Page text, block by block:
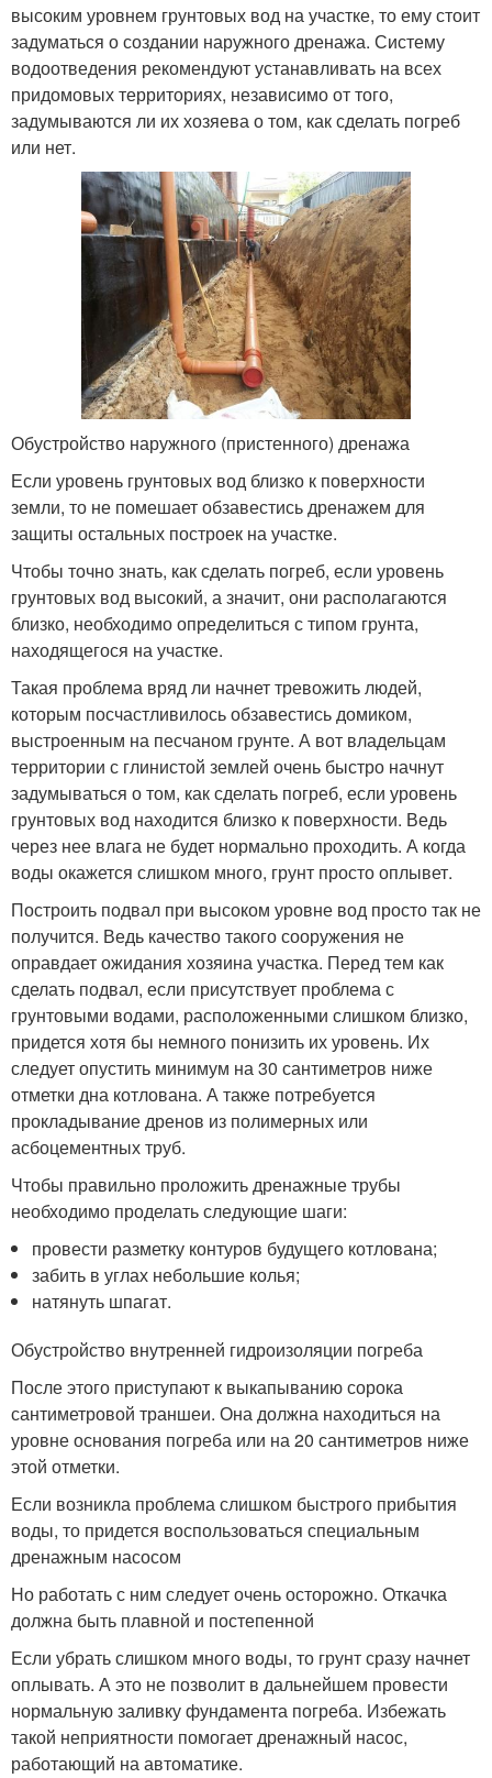
высоким уровнем грунтовых вод на участке, то ему стоит
задуматься о создании наружного дренажа. Систему
водоотведения рекомендуют устанавливать на всех
придомовых территориях, независимо от того,
задумываются ли их хозяева о том, как сделать погреб
или нет.
Обустройство наружного (пристенного) дренажа
Если уровень грунтовых вод близко к поверхности
земли, то не помешает обзавестись дренажем для
защиты остальных построек на участке.
Чтобы точно знать, как сделать погреб, если уровень
грунтовых вод высокий, а значит, они располагаются
близко, необходимо определиться с типом грунта,
находящегося на участке.
Такая проблема вряд ли начнет тревожить людей,
которым посчастливилось обзавестись домиком,
выстроенным на песчаном грунте. А вот владельцам
территории с глинистой землей очень быстро начнут
задумываться о том, как сделать погреб, если уровень
грунтовых вод находится близко к поверхности. Ведь
через нее влага не будет нормально проходить. А когда
воды окажется слишком много, грунт просто оплывет.
Построить подвал при высоком уровне вод просто так не
получится. Ведь качество такого сооружения не
оправдает ожидания хозяина участка. Перед тем как
сделать подвал, если присутствует проблема с
грунтовыми водами, расположенными слишком близко,
придется хотя бы немного понизить их уровень. Их
следует опустить минимум на 30 сантиметров ниже
отметки дна котлована. А также потребуется
прокладывание дренов из полимерных или
асбоцементных труб.
Чтобы правильно проложить дренажные трубы
необходимо проделать следующие шаги:
провести разметку контуров будущего котлована;
забить в углах небольшие колья;
натянуть шпагат.
Обустройство внутренней гидроизоляции погреба
После этого приступают к выкапыванию сорока
сантиметровой траншеи. Она должна находиться на
уровне основания погреба или на 20 сантиметров ниже
этой отметки.
Если возникла проблема слишком быстрого прибытия
воды, то придется воспользоваться специальным
дренажным насосом
Но работать с ним следует очень осторожно. Откачка
должна быть плавной и постепенной
Если убрать слишком много воды, то грунт сразу начнет
оплывать. А это не позволит в дальнейшем провести
нормальную заливку фундамента погреба. Избежать
такой неприятности помогает дренажный насос,
работающий на автоматике.